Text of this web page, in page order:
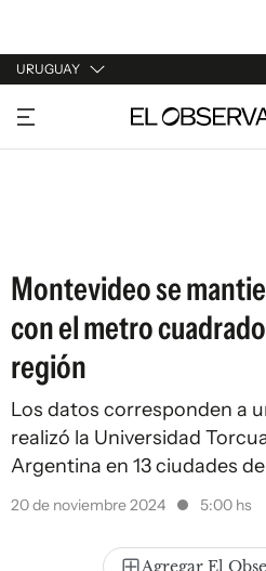
URUGUAY
URUGUAY
ARGENTINA
Montevideo se
con el metro
región
Los datos corresponden a
realizó la Universidad
Argentina en 13 ciudades
20 de noviembre 2024 5:00 hs
Agregar El